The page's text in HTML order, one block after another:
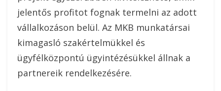
jelentős profitot fognak termelni az adott
vállalkozáson belül. Az MKB munkatársai
kimagasló szakértelmükkel és
ügyfélközpontú ügyintézésükkel állnak a
partnereik rendelkezésére.